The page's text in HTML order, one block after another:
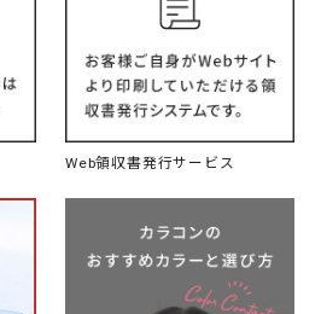
Web領収書発行サービス